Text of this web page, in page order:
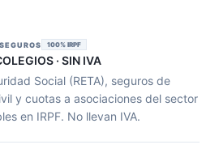
100% IRPF
· SIN IVA
Social (RETA), seguros de
y cuotas a asociaciones del sector
en IRPF. No llevan IVA.